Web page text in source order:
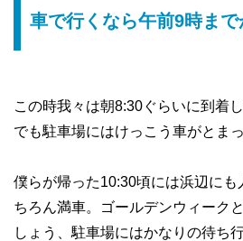
車で行くなら午前9時まで
この時我々は朝8:30ぐらいに到着
でも駐車場にはけっこう車がとま
僕らが帰った10:30頃には浜辺にも
ちろん満車。ゴールデンウィーク
しょう、駐車場にはかなりの待ち